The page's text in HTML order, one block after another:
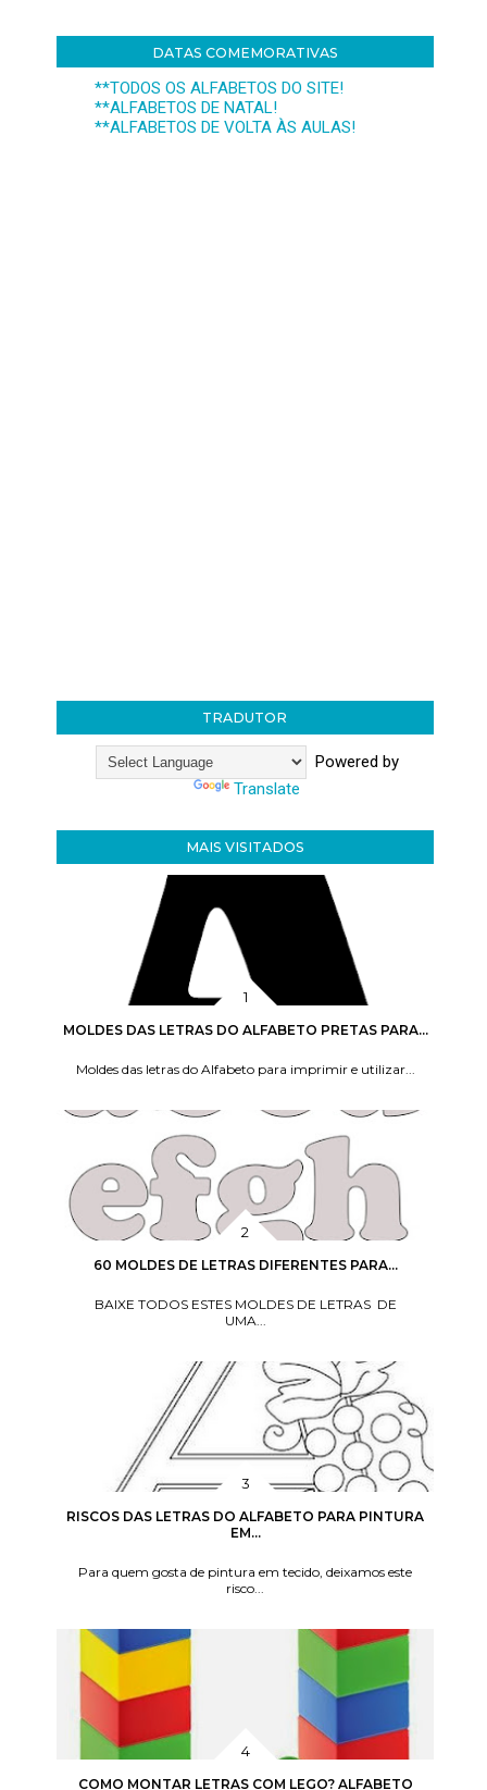
DATAS COMEMORATIVAS
**TODOS OS ALFABETOS DO SITE!
**ALFABETOS DE NATAL!
**ALFABETOS DE VOLTA ÀS AULAS!
TRADUTOR
Powered by
Translate
MAIS VISITADOS
MOLDES DAS LETRAS DO ALFABETO PRETAS PARA...
Moldes das letras do Alfabeto para imprimir e utilizar...
60 MOLDES DE LETRAS DIFERENTES PARA...
BAIXE TODOS ESTES MOLDES DE LETRAS DE
UMA...
RISCOS DAS LETRAS DO ALFABETO PARA PINTURA
EM...
Para quem gosta de pintura em tecido, deixamos este
risco...
COMO MONTAR LETRAS COM LEGO? ALFABETO